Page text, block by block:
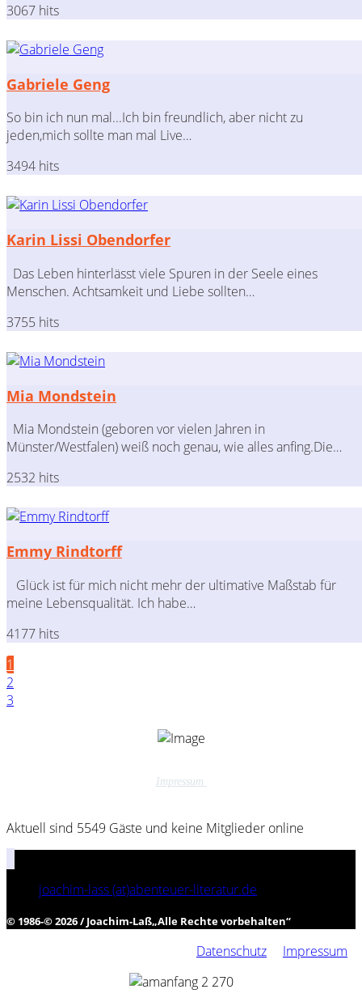
3067 hits
Gabriele Geng
So bin ich nun mal...Ich bin freundlich, aber nicht zu
jeden,mich sollte man mal Live…
3494 hits
Karin Lissi Obendorfer
Das Leben hinterlässt viele Spuren in der Seele eines
Menschen. Achtsamkeit und Liebe sollten…
3755 hits
Mia Mondstein
Mia Mondstein (geboren vor vielen Jahren in
Münster/Westfalen) weiß noch genau, wie alles anfing.Die…
2532 hits
Emmy Rindtorff
Glück ist für mich nicht mehr der ultimative Maßstab für
meine Lebensqualität. Ich habe…
4177 hits
1
2
3
Impressum
Aktuell sind 5549 Gäste und keine Mitglieder online
joachim-lass (at)abenteuer-literatur.de
© 1986-© 2026 / Joachim-Laß„Alle Rechte vorbehalten“
Datenschutz Impressum